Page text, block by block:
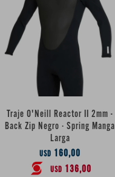
Traje O'Neill Reactor II 2mm -
Back Zip Negro · Spring Manga
Larga
USD 160,00
USD 136,00